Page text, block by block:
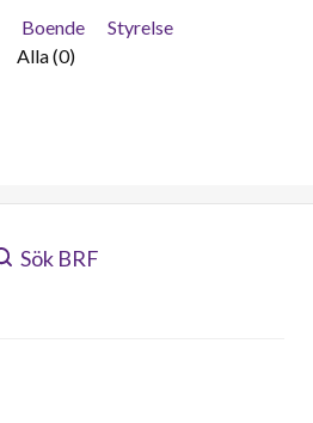
Boende
Styrelse
Alla (0)
Sök BRF